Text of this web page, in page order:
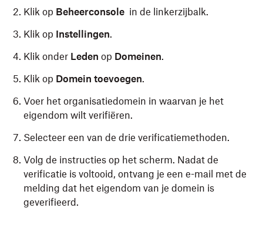
Klik op Beheerconsole in de linkerzijbalk.
Klik op Instellingen.
Klik onder Leden op Domeinen.
Klik op Domein toevoegen.
Voer het organisatiedomein in waarvan je het
eigendom wilt verifiëren.
Selecteer een van de drie verificatiemethoden.
Volg de instructies op het scherm. Nadat de
verificatie is voltooid, ontvang je een e-mail met de
melding dat het eigendom van je domein is
geverifieerd.